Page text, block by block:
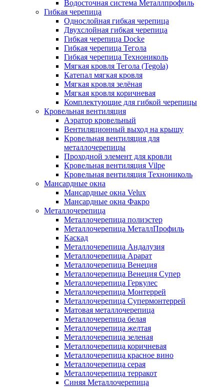
Водосточная система Металлпрофиль
Гибкая черепица
Однослойная гибкая черепица
Двухслойная гибкая черепица
Гибкая черепица Docke
Гибкая черепица Тегола
Гибкая черепица Технониколь
Мягкая кровля Тегола (Tegola)
Катепал мягкая кровля
Мягкая кровля зелёная
Мягкая кровля коричневая
Комплектующие для гибкой черепицы
Кровельная вентиляция
Аэратор кровельный
Вентиляционный выход на крышу
Кровельная вентиляция для
металлочерепицы
Проходной элемент для кровли
Кровельная вентиляция Vilpe
Кровельная вентиляция Технониколь
Мансардные окна
Мансардные окна Velux
Мансардные окна Факро
Металлочерепица
Металлочерепица полиэстер
Металлочерепица МеталлПрофиль
Каскад
Металлочерепица Андалузия
Металлочерепица Арарат
Металлочерепица Венеция
Металлочерепица Венеция Супер
Металлочерепица Геркулес
Металлочерепица Монтеррей
Металлочерепица Супермонтеррей
Матовая металлочерепица
Металлочерепица белая
Металлочерепица желтая
Металлочерепица зеленая
Металлочерепица коричневая
Металлочерепица красное вино
Металлочерепица серая
Металлочерепица терракот
Синяя Металлочерепица